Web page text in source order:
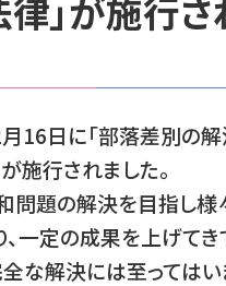
」が施行さ
16日に「部落差別の
施行されました。
問題の解決を目指し様
一定の成果を上げて
な解決には至ってはい